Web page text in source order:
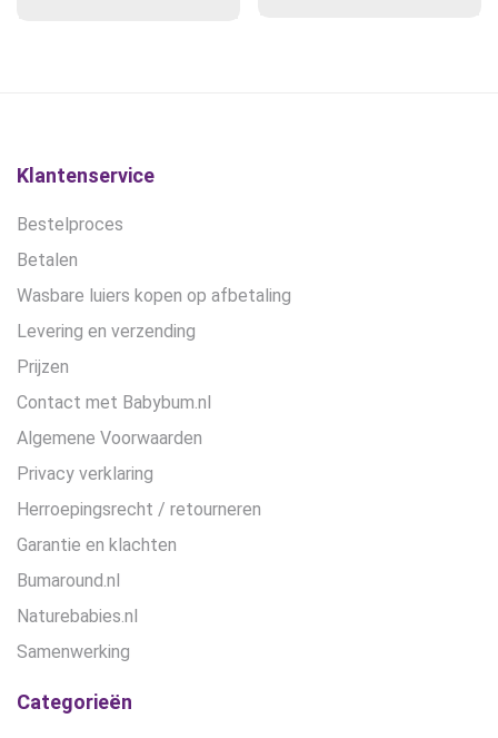
Klantenservice
Bestelproces
Betalen
Wasbare luiers kopen op afbetaling
Levering en verzending
Prijzen
Contact met Babybum.nl
Algemene Voorwaarden
Privacy verklaring
Herroepingsrecht / retourneren
Garantie en klachten
Bumaround.nl
Naturebabies.nl
Samenwerking
Categorieën